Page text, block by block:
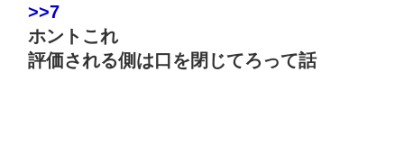
>>7
ホントこれ
評価される側は口を閉じてろって話